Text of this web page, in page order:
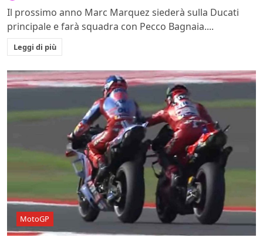
Il prossimo anno Marc Marquez siederà sulla Ducati
principale e farà squadra con Pecco Bagnaia....
Leggi di più
MotoGP